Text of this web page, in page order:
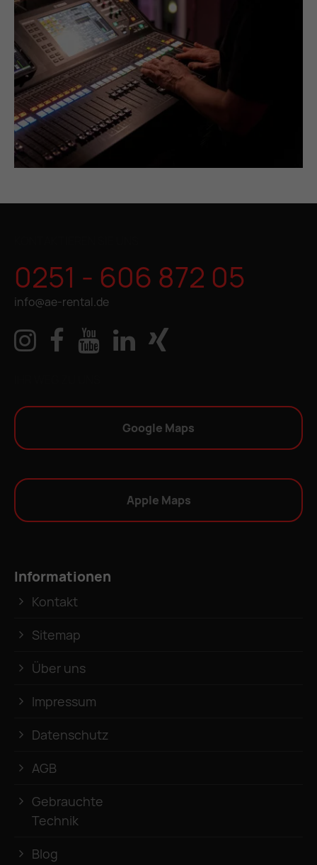
0251 - 606 872 05
info@ae-rental.de
Google Maps
Apple Maps
Informationen
Kontakt
Sitemap
Über uns
Impressum
Datenschutz
AGB
Gebrauchte
Technik
Blog